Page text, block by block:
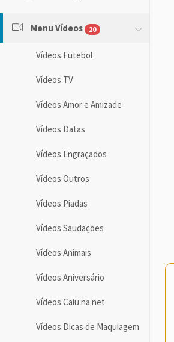
Menu Vídeos 20
Vídeos Futebol
Vídeos TV
Vídeos Amor e Amizade
Vídeos Datas
Vídeos Engraçados
Vídeos Outros
Vídeos Piadas
Vídeos Saudações
Vídeos Animais
Vídeos Aniversário
Vídeos Caiu na net
Vídeos Dicas de Maquiagem